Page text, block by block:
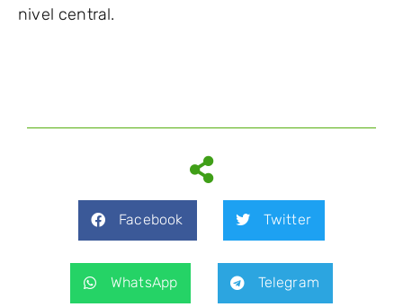
nivel central.
Facebook Twitter
WhatsApp Telegram